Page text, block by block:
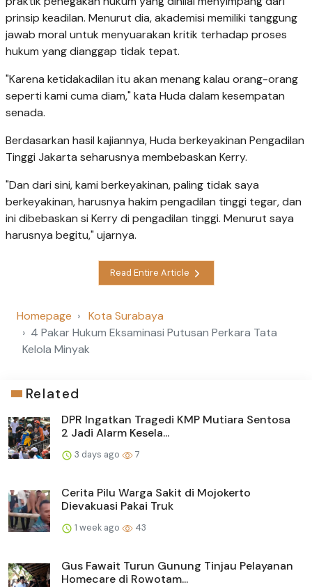
prinsip keadilan. Menurut dia, akademisi memiliki tanggung
jawab moral untuk menyuarakan kritik terhadap proses
hukum yang dianggap tidak tepat.
"Karena ketidakadilan itu akan menang kalau orang-orang
seperti kami cuma diam," kata Huda dalam kesempatan
senada.
Berdasarkan hasil kajiannya, Huda berkeyakinan Pengadilan
Tinggi Jakarta seharusnya membebaskan Kerry.
"Dan dari sini, kami berkeyakinan, paling tidak saya
berkeyakinan, harusnya hakim pengadilan tinggi tegar, dan
ini dibebaskan si Kerry di pengadilan tinggi. Menurut saya
harusnya begitu," ujarnya.
Read Entire Article
Homepage
Kota Surabaya
4 Pakar Hukum Eksaminasi Putusan Perkara Tata
Kelola Minyak
Related
DPR Ingatkan Tragedi KMP Mutiara Sentosa
2 Jadi Alarm Kesela...
3 days ago 7
Cerita Pilu Warga Sakit di Mojokerto
Dievakuasi Pakai Truk
1 week ago 43
Gus Fawait Turun Gunung Tinjau Pelayanan
Homecare di Rowotam...